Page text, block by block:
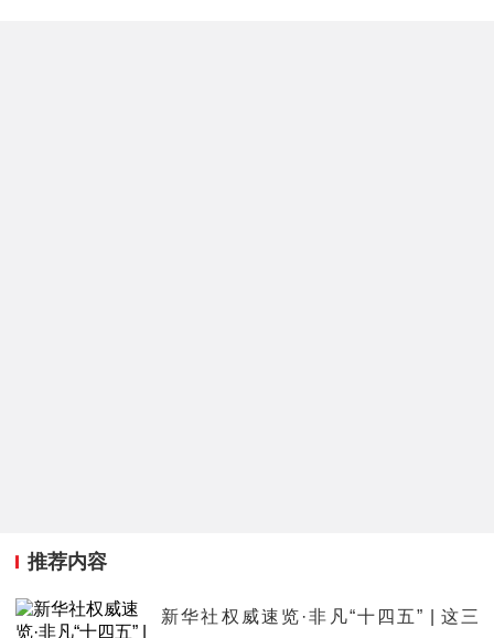
推荐内容
新华社权威速览·非凡“十四五” | 这三